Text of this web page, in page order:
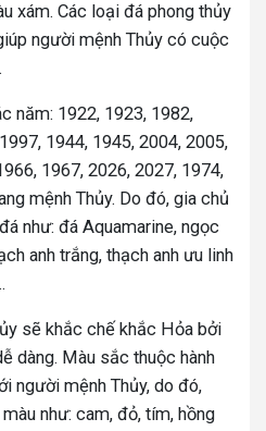
xám. Các loại đá phong thủy
người mệnh Thủy có cuộc
năm: 1922, 1923, 1982,
1944, 1945, 2004, 2005,
1967, 2026, 2027, 1974,
mệnh Thủy. Do đó, gia chủ
như: đá Aquamarine, ngọc
anh trắng, thạch anh ưu linh
sẽ khắc chế khắc Hỏa bởi
dàng. Màu sắc thuộc hành
người mệnh Thủy, do đó,
như: cam, đỏ, tím, hồng